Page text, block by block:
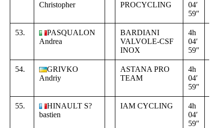
Christopher PROCYCLING
04′
59″
53.
PASQUALON
Andrea
BARDIANI
VALVOLE-CSF
INOX
4h
04′
59″
54.
GRIVKO
Andriy
ASTANA PRO
TEAM
4h
04′
59″
55.
HINAULT S?
bastien
IAM CYCLING
4h
04′
59″